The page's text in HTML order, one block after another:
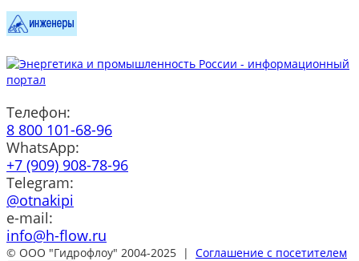
Телефон:
8 800 101-68-96
WhatsApp:
+7 (909) 908-78-96
Telegram:
@otnakipi
e-mail:
info@h-flow.ru
© ООО "Гидрофлоу" 2004-2025 | Соглашение с посетителем